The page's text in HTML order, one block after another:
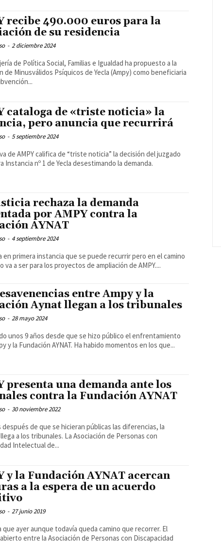
recibe 490.000 euros para la
de su residencia
- 2 diciembre 2024
de Política Social, Familias e Igualdad ha propuesto a la
de Minusválidos Psíquicos de Yecla (Ampy) como beneficiaria
cataloga de «triste noticia» la
pero anuncia que recurrirá
- 5 septiembre 2024
de AMPY califica de “triste noticia” la decisión del juzgado
Instancia nº 1 de Yecla desestimando la demanda.
rechaza la demanda
por AMPY contra la
AYNAT
- 4 septiembre 2024
en primera instancia que se puede recurrir pero en el camino
va a ser para los proyectos de ampliación de AMPY....
entre Ampy y la
Aynat llegan a los tribunales
- 28 mayo 2024
unos 9 años desde que se hizo público el enfrentamiento
y la Fundación AYNAT. Ha habido momentos en los que...
presenta una demanda ante los
contra la Fundación AYNAT
- 30 noviembre 2022
después de que se hicieran públicas las diferencias, la
a los tribunales. La Asociación de Personas con
Intelectual de...
y la Fundación AYNAT acercan
a la espera de un acuerdo
- 27 junio 2019
que ayer aunque todavía queda camino que recorrer. El
entre la Asociación de Personas con Discapacidad